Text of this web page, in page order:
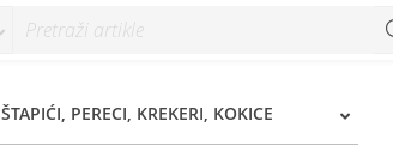
ŠTAPIĆI, PERECI, KREKERI, KOKICE